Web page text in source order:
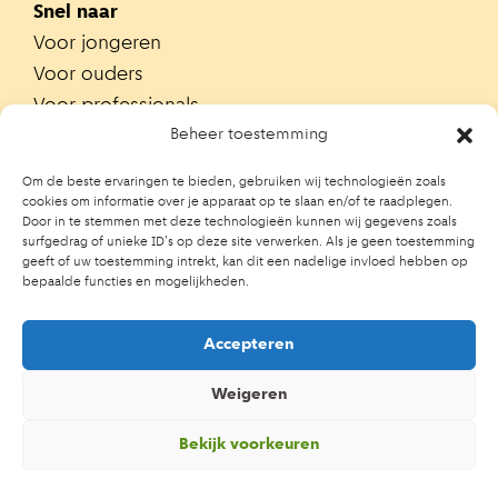
Beheer toestemming
Om de beste ervaringen te bieden, gebruiken wij technologieën zoals
cookies om informatie over je apparaat op te slaan en/of te raadplegen.
Door in te stemmen met deze technologieën kunnen wij gegevens zoals
surfgedrag of unieke ID's op deze site verwerken. Als je geen toestemming
geeft of uw toestemming intrekt, kan dit een nadelige invloed hebben op
bepaalde functies en mogelijkheden.
Accepteren
Weigeren
Bekijk voorkeuren
Snel naar
Voor jongeren
Voor ouders
Voor professionals
Zoek contactpersoon op school
Trainingen
Ouderportaal JGZ